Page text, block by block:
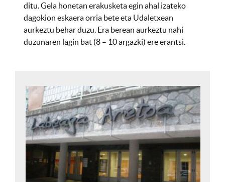
ditu. Gela honetan erakusketa egin ahal izateko
dagokion eskaera orria bete eta Udaletxean
aurkeztu behar duzu. Era berean aurkeztu nahi
duzunaren lagin bat (8 – 10 argazki) ere erantsi.